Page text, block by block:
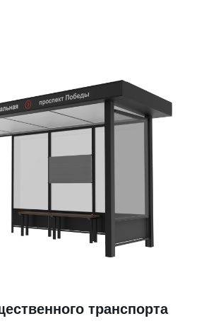
транспорта